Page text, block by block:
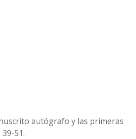
autógrafo y las primeras
51.